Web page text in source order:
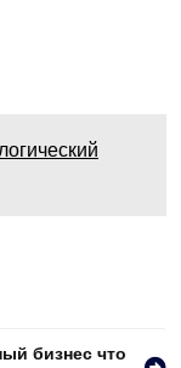
бизнес что